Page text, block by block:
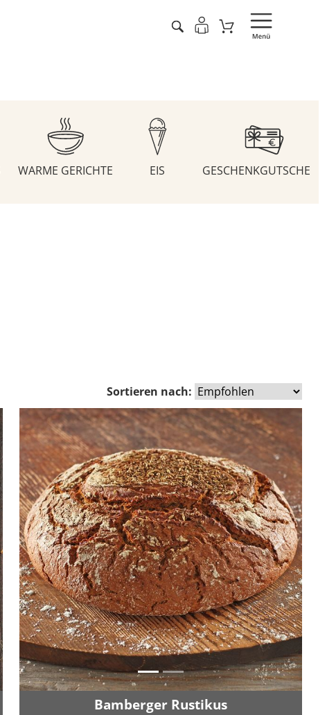
WARME GERICHTE EIS GESCHENKGUTSCHEINE
Sortieren nach:
Zurück Vor
Bamberger Rustikus